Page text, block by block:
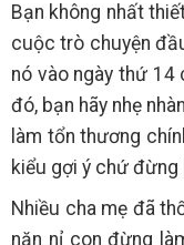
Bạn không nhất
cuộc trò chuyện
nó vào ngày thứ 14
đó, bạn hãy nhẹ
làm tổn thương
kiểu gợi ý chứ
Nhiều cha mẹ đã
năn nỉ con đừng